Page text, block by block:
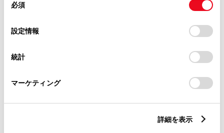
デバイスにすべてのCookie(クッキー)が保存されることに同
意したことになります。Cookie(クッキー)のオプトアウト、
設定の変更、同意を撤回したりするにあたっては、当社の
「Cookie（クッキー）情報の取り扱いについて
」をご覧くだ
必須
設定情報
統計
マーケティング
詳細を表示